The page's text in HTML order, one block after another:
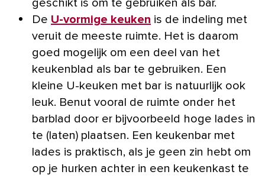
geschikt is om te gebruiken als bar.
De U-vormige keuken is de indeling met
veruit de meeste ruimte. Het is daarom
goed mogelijk om een deel van het
keukenblad als bar te gebruiken. Een
kleine U-keuken met bar is natuurlijk ook
leuk. Benut vooral de ruimte onder het
barblad door er bijvoorbeeld hoge lades in
te (laten) plaatsen. Een keukenbar met
lades is praktisch, als je geen zin hebt om
op je hurken achter in een keukenkast te